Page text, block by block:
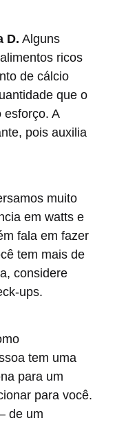
D. Alguns
ricos
de cálcio
que o
esforço. A
pois auxilia
muito
em watts e
fala em fazer
tem mais de
considere
ups.
tem uma
para um
para você.
de um